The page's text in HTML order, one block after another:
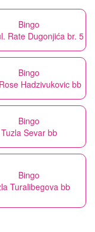
Bingo
Rate Dugonjića br. 5
Bingo
Hadzivukovic bb
Bingo
Tuzla Sevar bb
Bingo
Turalibegova bb